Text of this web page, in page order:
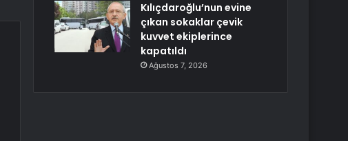
Kılıçdaroğlu’nun evine
çıkan sokaklar çevik
kuvvet ekiplerince
kapatıldı
Ağustos 7, 2026